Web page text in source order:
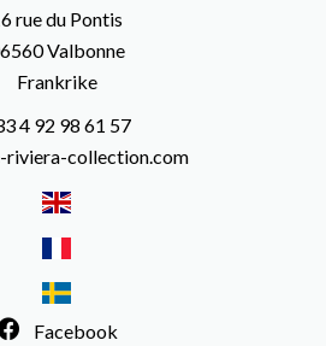
rue du Pontis
Valbonne
Frankrike
4 92 98 61 57
riviera-collection.com
Facebook